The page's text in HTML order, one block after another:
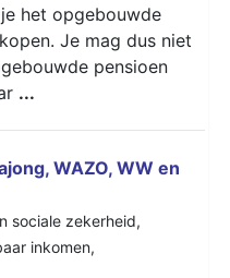
het opgebouwde
Je mag dus niet
pensioen
...
WAZO, WW en
sociale zekerheid,
inkomen,